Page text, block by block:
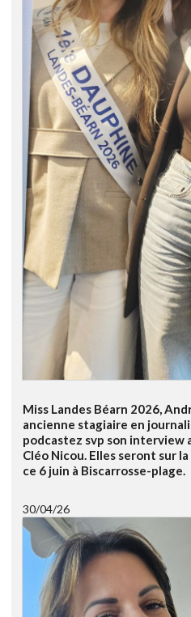
Miss Landes Béarn 2026,
ancienne stagiaire en
podcastez svp son interview
Cléo Nicou. Elles seront sur
ce 6 juin à Biscarrosse-plage.
30/04/26